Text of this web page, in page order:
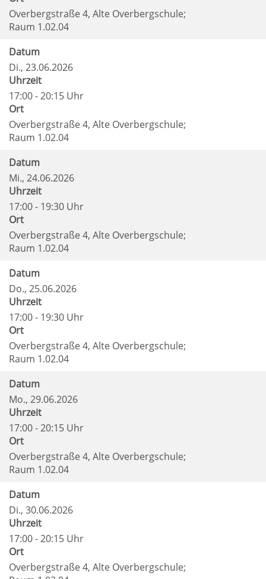
Overbergstraße 4, Alte Overbergschule;
Raum 1.02.04
Datum
Di., 23.06.2026
Uhrzeit
17:00 - 20:15 Uhr
Ort
Overbergstraße 4, Alte Overbergschule;
Raum 1.02.04
Datum
Mi., 24.06.2026
Uhrzeit
17:00 - 19:30 Uhr
Ort
Overbergstraße 4, Alte Overbergschule;
Raum 1.02.04
Datum
Do., 25.06.2026
Uhrzeit
17:00 - 19:30 Uhr
Ort
Overbergstraße 4, Alte Overbergschule;
Raum 1.02.04
Datum
Mo., 29.06.2026
Uhrzeit
17:00 - 20:15 Uhr
Ort
Overbergstraße 4, Alte Overbergschule;
Raum 1.02.04
Datum
Di., 30.06.2026
Uhrzeit
17:00 - 20:15 Uhr
Ort
Overbergstraße 4, Alte Overbergschule;